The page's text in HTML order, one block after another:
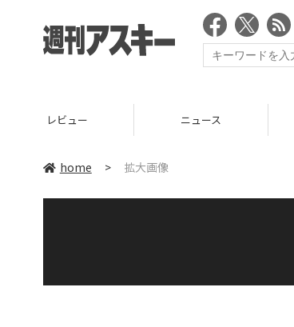
レビュー ニュース
home > 拡大画像